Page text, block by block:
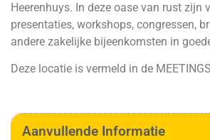
Heerenhuys. In deze oase van rust zijn
presentaties, workshops, congressen,
andere zakelijke bijeenkomsten in
Deze locatie is vermeld in de
Aanvullende Informatie